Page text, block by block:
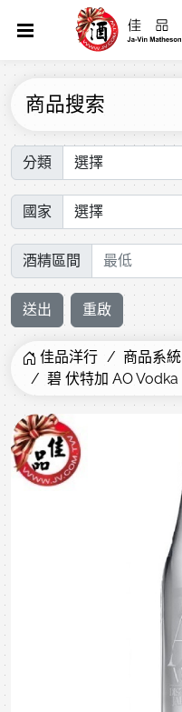
商品搜索
分類
國家
酒精區間
送出 重啟
佳品洋行 商品系統
碧 伏特加 AO Vodka